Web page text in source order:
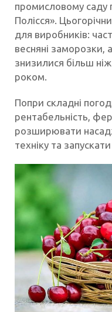
промисловому саду
Полісся».
для виробників:
весняні заморозки,
знизилися більш
роком.
Попри складні
рентабельність,
розширювати
техніку та